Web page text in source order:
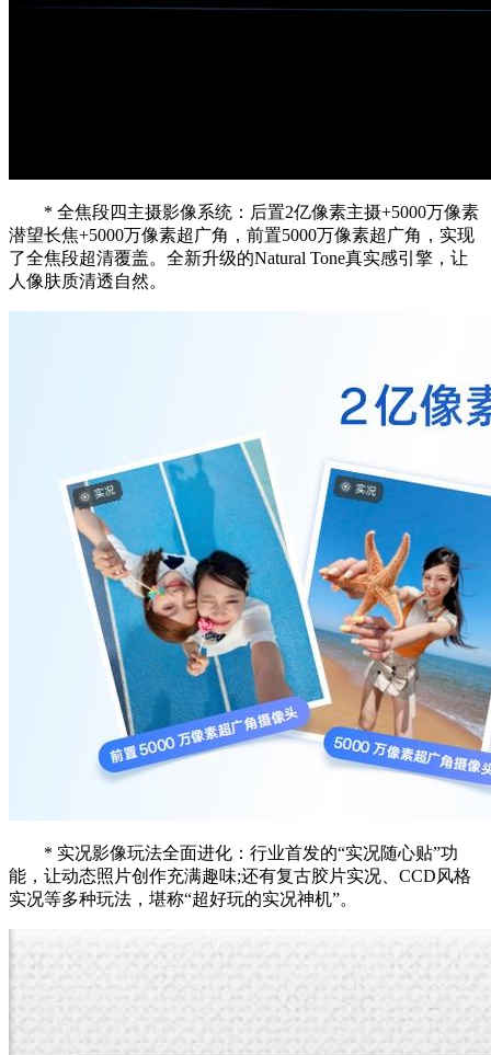
* 全焦段四主摄影像系统：后置2亿像素主摄+5000万像素
潜望长焦+5000万像素超广角，前置5000万像素超广角，实现
了全焦段超清覆盖。全新升级的Natural Tone真实感引擎，让
人像肤质清透自然。
* 实况影像玩法全面进化：行业首发的“实况随心贴”功
能，让动态照片创作充满趣味;还有复古胶片实况、CCD风格
实况等多种玩法，堪称“超好玩的实况神机”。